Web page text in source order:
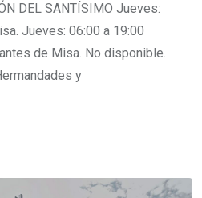
DEL SANTÍSIMO Jueves:
Jueves: 06:00 a 19:00
de Misa. No disponible.
y